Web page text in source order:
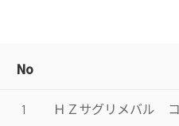
No
1 ＨＺサグリメバル